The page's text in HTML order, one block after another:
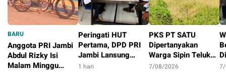
BARU
Anggota PRI Jambi
Abdul Rizky Isi
Malam Minggu
Peringati HUT
Pertama, DPD PRI
Jambi Lansung
Berbagi Dengan
1 hari
PKS PT SATU
Dipertanyakan
Warga Sipin Teluk
Duren, Jarak Dekat
7/08/2026